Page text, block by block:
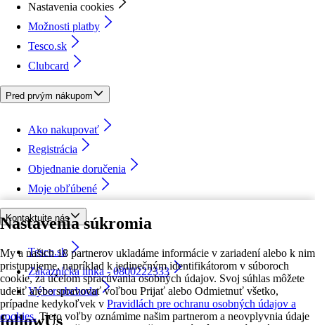
Nastavenia súkromia
My a našich 18 partnerov ukladáme informácie v zariadení alebo k nim
pristupujeme, napríklad k jedinečným identifikátorom v súboroch
cookie, za účelom spracúvania osobných údajov. Svoj súhlas môžete
udeliť alebo spravovať voľbou Prijať alebo Odmietnuť všetko,
prípadne kedykoľvek v Pravidlách pre ochranu osobných údajov a
cookies. Tieto voľby oznámime našim partnerom a neovplyvnia údaje
Nastavenia cookies
Možnosti platby
Tesco.sk
Clubcard
Pred prvým nákupom
Ako nakupovať
Registrácia
Objednanie doručenia
Moje obľúbené
Kontaktujte nás
Tesco.sk
Zákaznícka linka - 0800222333
Výber obchodu
followUs